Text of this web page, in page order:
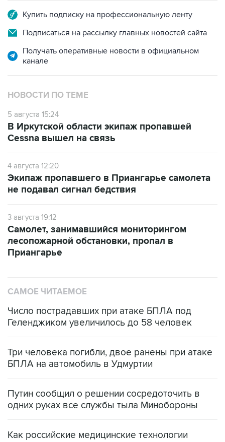
Купить подписку на профессиональную ленту
Подписаться на рассылку главных новостей сайта
Получать оперативные новости в официальном
канале
НОВОСТИ ПО ТЕМЕ
5 августа 15:24
В Иркутской области экипаж пропавшей
Cessna вышел на связь
4 августа 12:20
Экипаж пропавшего в Приангарье самолета
не подавал сигнал бедствия
3 августа 19:12
Самолет, занимавшийся мониторингом
лесопожарной обстановки, пропал в
Приангарье
САМОЕ ЧИТАЕМОЕ
Число пострадавших при атаке БПЛА под
Геленджиком увеличилось до 58 человек
Три человека погибли, двое ранены при атаке
БПЛА на автомобиль в Удмуртии
Путин сообщил о решении сосредоточить в
одних руках все службы тыла Минобороны
Как российские медицинские технологии